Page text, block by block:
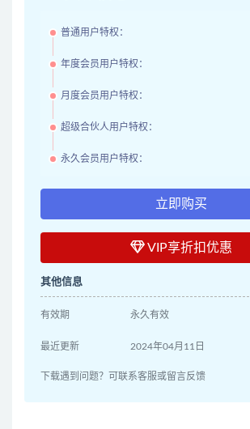
普通用户特权：
年度会员用户特权：
月度会员用户特权：
超级合伙人用户特权：
永久会员用户特权：
立即购买
VIP享折扣优惠
其他信息
有效期 永久有效
最近更新 2024年04月11日
下载遇到问题？可联系客服或留言反馈